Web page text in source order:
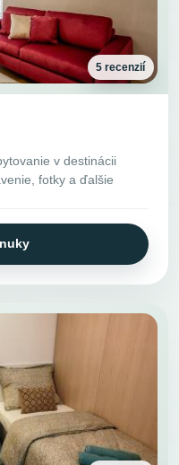
5 recenzií
v destinácii
fotky a ďalšie